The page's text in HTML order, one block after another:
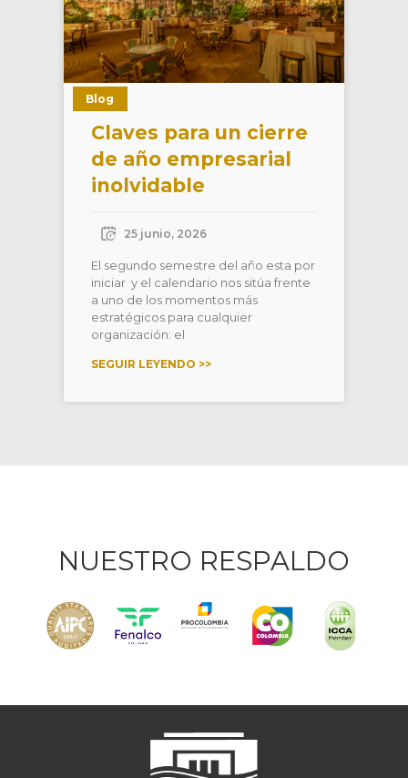
Blog
Claves para un cierre
de año empresarial
inolvidable
25 junio, 2026
El segundo semestre del año esta por
iniciar y el calendario nos sitúa frente
a uno de los momentos más
estratégicos para cualquier
organización: el
SEGUIR LEYENDO >>
NUESTRO RESPALDO